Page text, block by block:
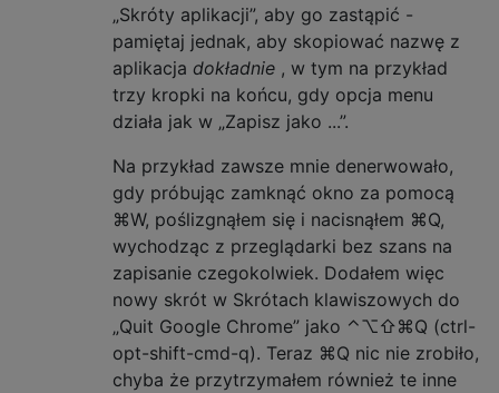
„Skróty aplikacji”, aby go zastąpić -
pamiętaj jednak, aby skopiować nazwę z
aplikacja dokładnie , w tym na przykład
trzy kropki na końcu, gdy opcja menu
działa jak w „Zapisz jako ...”.
Na przykład zawsze mnie denerwowało,
gdy próbując zamknąć okno za pomocą
⌘W, poślizgnąłem się i nacisnąłem ⌘Q,
wychodząc z przeglądarki bez szans na
zapisanie czegokolwiek. Dodałem więc
nowy skrót w Skrótach klawiszowych do
„Quit Google Chrome” jako ⌃⌥⇧⌘Q (ctrl-
opt-shift-cmd-q). Teraz ⌘Q nic nie zrobiło,
chyba że przytrzymałem również te inne